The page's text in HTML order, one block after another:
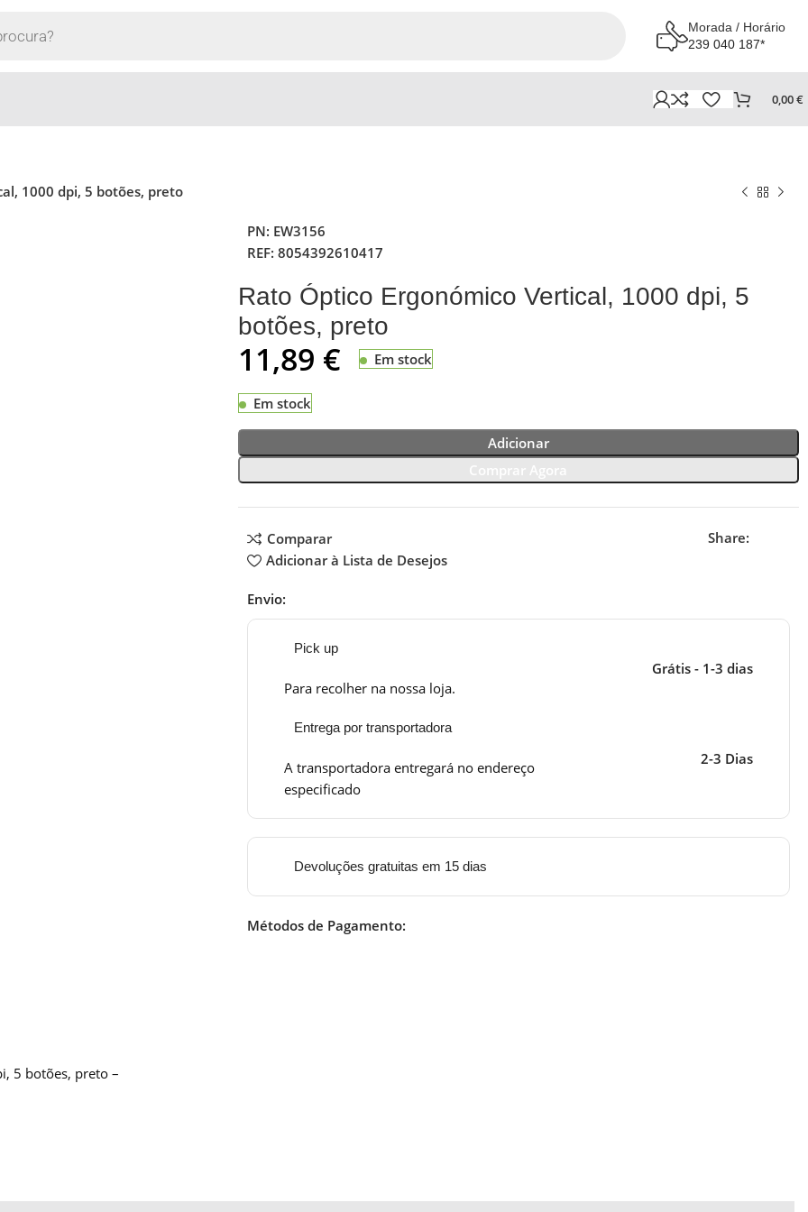
Morada / Horário
239 040 187*
0,00€
1000 dpi, 5 botões, preto
PN: EW3156
REF: 8054392610417
Rato Óptico Ergonómico Vertical, 1000 dpi, 5
botões, preto
11,89 € Em stock
Em stock
Adicionar
Comparar
Adicionar à Lista de Desejos
Share:
Envio:
Pick up
Para recolher na nossa loja.
Grátis - 1-3 dias
Entrega por transportadora
A transportadora entregará no endereço
especificado
2-3 Dias
Devoluções gratuitas em 15 dias
Métodos de Pagamento:
5 botões, preto –